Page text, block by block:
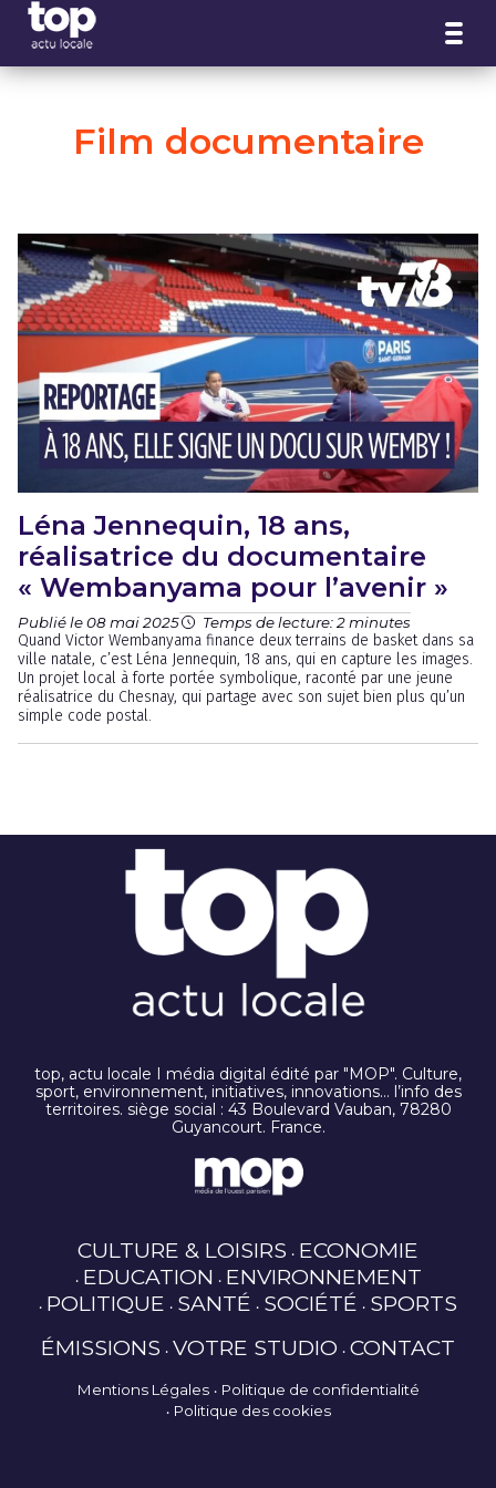
Film documentaire
Léna Jennequin, 18 ans,
réalisatrice du documentaire
« Wembanyama pour l’avenir »
Publié le 08 mai 2025 Temps de lecture: 2 minutes
Quand Victor Wembanyama finance deux terrains de basket dans sa
ville natale, c’est Léna Jennequin, 18 ans, qui en capture les images.
Un projet local à forte portée symbolique, raconté par une jeune
réalisatrice du Chesnay, qui partage avec son sujet bien plus qu’un
simple code postal.
top, actu locale I média digital édité par "MOP". Culture,
sport, environnement, initiatives, innovations… l’info des
territoires. siège social : 43 Boulevard Vauban, 78280
Guyancourt. France.
CULTURE & LOISIRS ECONOMIE
EDUCATION ENVIRONNEMENT
POLITIQUE SANTÉ SOCIÉTÉ SPORTS
ÉMISSIONS VOTRE STUDIO CONTACT
Mentions Légales
Politique de confidentialité
Politique des cookies
Panneau de gestion des cookies